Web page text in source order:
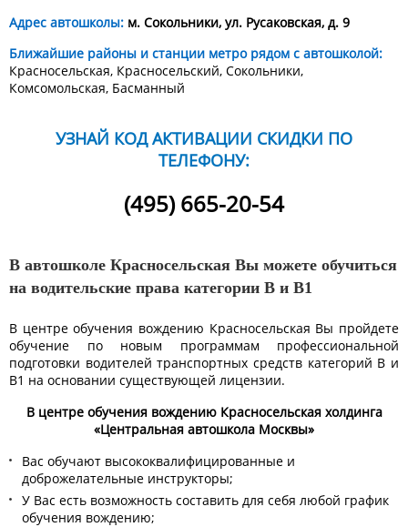
Адрес автошколы: м. Сокольники, ул. Русаковская, д. 9
Ближайшие районы и станции метро рядом с автошколой:
Красносельская, Красносельский, Сокольники,
Комсомольская, Басманный
УЗНАЙ КОД АКТИВАЦИИ СКИДКИ ПО
ТЕЛЕФОНУ:
(495) 665-20-54
В автошколе Красносельская Вы можете обучиться
на водительские права категории B и B1
В центре обучения вождению Красносельская Вы пройдете
обучение по новым программам профессиональной
подготовки водителей транспортных средств категорий B и
B1 на основании существующей лицензии.
В центре обучения вождению Красносельская холдинга
«Центральная автошкола Москвы»
Вас обучают высококвалифицированные и
доброжелательные инструкторы;
У Вас есть возможность составить для себя любой график
обучения вождению;